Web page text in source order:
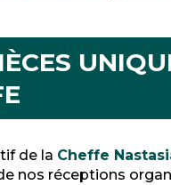
de la Cheffe
nos réceptions